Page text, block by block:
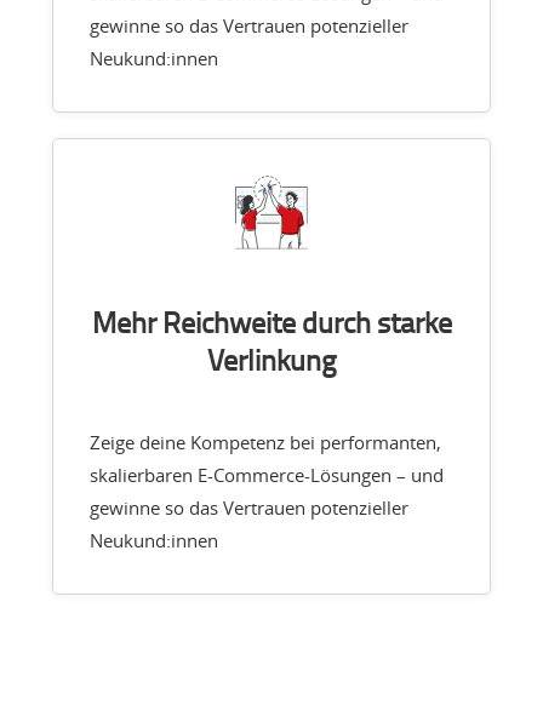
gewinne so das Vertrauen potenzieller
Neukund:innen
Mehr Reichweite durch starke
Verlinkung
Zeige deine Kompetenz bei performanten,
skalierbaren E-Commerce-Lösungen – und
gewinne so das Vertrauen potenzieller
Neukund:innen